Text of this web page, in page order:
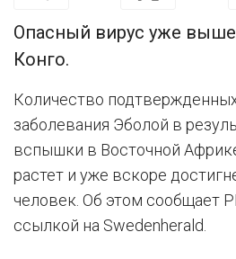
Опасный вирус уже
Конго.
Количество
заболевания Эболой в
вспышки в Восточной
растет и уже вскоре
человек. Об этом сообщает
ссылкой на Swedenherald.